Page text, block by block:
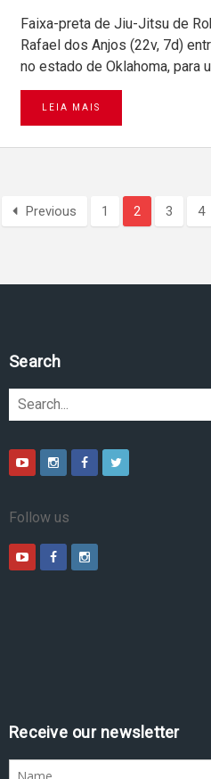
Faixa-preta de Jiu-Jitsu de
Rafael dos Anjos (22v, 7d)
no estado de Oklahoma, para
LEIA MAIS
Previous 1 2 3 4
Pesquise no site
Follow us